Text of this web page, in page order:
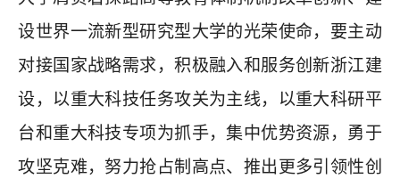
设世界一流新型研究型大学的光荣使命，要主动
对接国家战略需求，积极融入和服务创新浙江建
设，以重大科技任务攻关为主线，以重大科研平
台和重大科技专项为抓手，集中优势资源，勇于
攻坚克难，努力抢占制高点、推出更多引领性创